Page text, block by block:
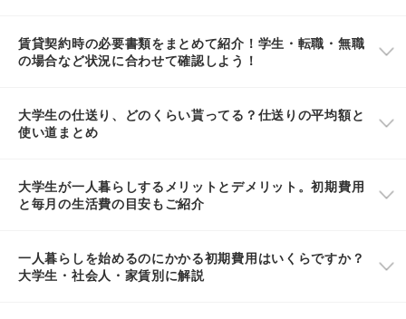
賃貸契約時の必要書類をまとめて紹介！学生・転職・無職
の場合など状況に合わせて確認しよう！
大学生の仕送り、どのくらい貰ってる？仕送りの平均額と
使い道まとめ
大学生が一人暮らしするメリットとデメリット。初期費用
と毎月の生活費の目安もご紹介
一人暮らしを始めるのにかかる初期費用はいくらですか？
大学生・社会人・家賃別に解説